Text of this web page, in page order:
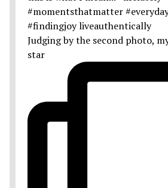
Judging by the second photo,
star